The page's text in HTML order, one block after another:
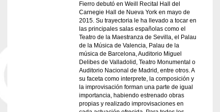
Fierro debutó en Weill Recital Hall del
Carnegie Hall de Nueva York en mayo de
2015. Su trayectoria le ha llevado a tocar en
las principales salas españolas como el
Teatro de la Maestranza de Sevilla, el Palau
de la Música de Valencia, Palau de la
música de Barcelona, Auditorio Miguel
Delibes de Valladolid, Teatro Monumental o
Auditorio Nacional de Madrid, entre otros. A
su faceta como interprete, la composición y
la improvisación forman una parte de igual
importancia, habiendo estrenado obras
propias y realizado improvisaciones en